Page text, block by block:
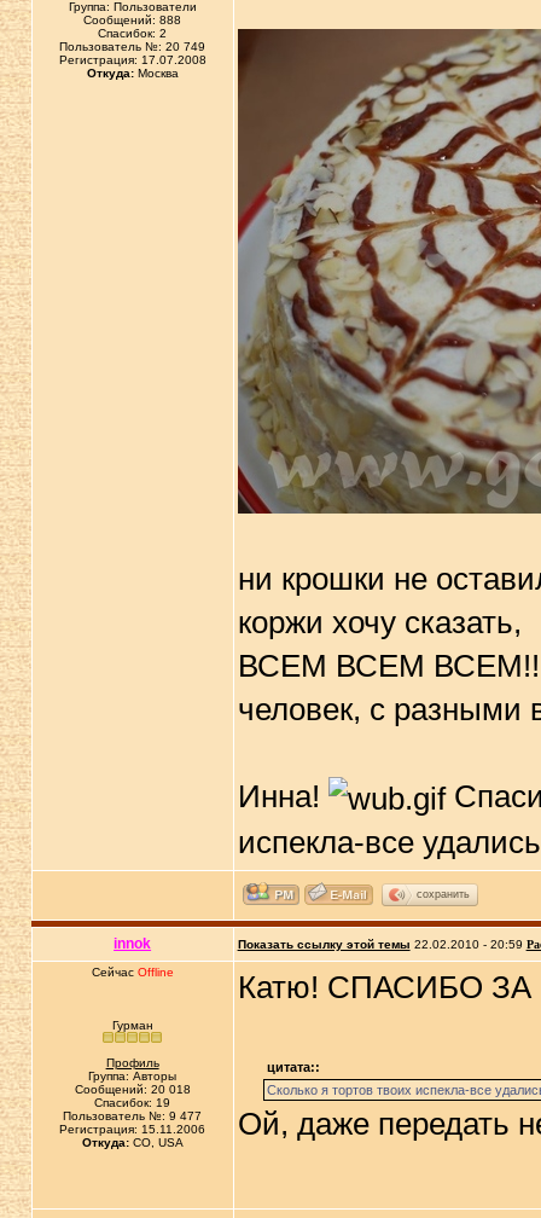
Группа: Пользователи
Сообщений: 888
Спасибок: 2
Пользователь №: 20 749
Регистрация: 17.07.2008
Откуда:Москва
ни крошки не
коржи хочу сказать,
ВСЕМ ВСЕМ ВСЕМ!!!!
человек, с разными
Инна!
испекла-все
сохранить
innok Показать ссылку этой темы 22.02.2010 - 20:59
Сейчас Offline
Гурман
Профиль
Группа: Авторы
Сообщений: 20 018
Спасибок: 19
Пользователь №: 9 477
Регистрация: 15.11.2006
Откуда:CO, USA
Катю! СПАСИБО
цитата::
Сколько я тортов твоих испекла-все
Ой, даже передать